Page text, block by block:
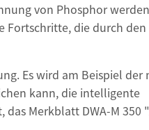
von Phosphor
Fortschritte, die durch den
Es wird am Beispiel der
kann, die intelligente
Merkblatt DWA-M 350